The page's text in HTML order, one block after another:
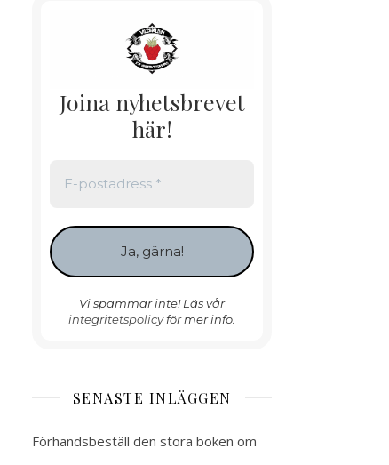
Joina nyhetsbrevet
här!
Vi spammar inte! Läs vår
integritetspolicyför mer info.
SENASTE INLÄGGEN
Förhandsbeställ den stora boken om